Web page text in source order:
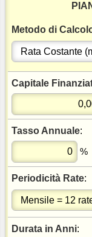
Metodo di
Capitale
Tasso Annuale:
%
Periodicità Rate:
Durata in Anni: